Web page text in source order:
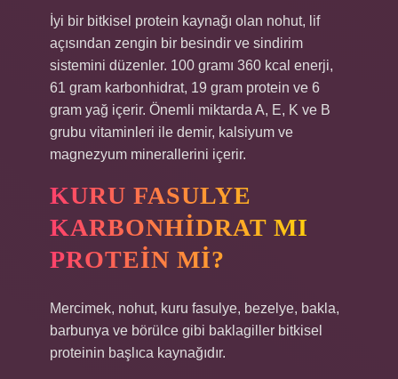
İyi bir bitkisel protein kaynağı olan nohut, lif
açısından zengin bir besindir ve sindirim
sistemini düzenler. 100 gramı 360 kcal enerji,
61 gram karbonhidrat, 19 gram protein ve 6
gram yağ içerir. Önemli miktarda A, E, K ve B
grubu vitaminleri ile demir, kalsiyum ve
magnezyum minerallerini içerir.
KURU FASULYE
KARBONHIDRAT MI
PROTEIN MI?
Mercimek, nohut, kuru fasulye, bezelye, bakla,
barbunya ve börülce gibi baklagiller bitkisel
proteinin başlıca kaynağıdır.